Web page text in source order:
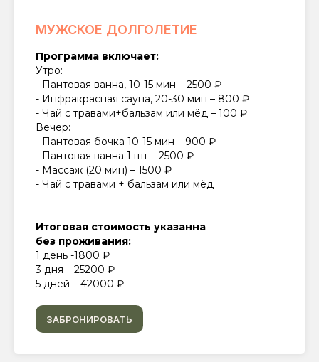
МУЖСКОЕ ДОЛГОЛЕТИЕ
Программа включает:
Утро:
- Пантовая ванна, 10-15 мин – 2500 ₽
- Инфракрасная сауна, 20-30 мин – 800 ₽
- Чай с травами+бальзам или мёд – 100 ₽
Вечер:
- Пантовая бочка 10-15 мин – 900 ₽
- Пантовая ванна 1 шт – 2500 ₽
- Массаж (20 мин) – 1500 ₽
- Чай с травами + бальзам или мёд
Итоговая стоимость указанна
без проживания:
1 день -1800 ₽
3 дня – 25200 ₽
5 дней – 42000 ₽
ЗАБРОНИРОВАТЬ